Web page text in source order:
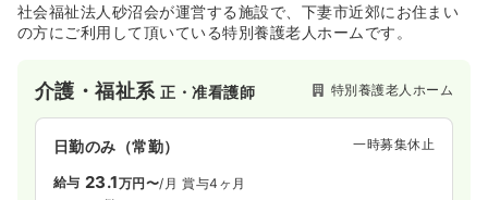
社会福祉法人砂沼会が運営する施設で、下妻市近郊にお住まい
の方にご利用して頂いている特別養護老人ホームです。
介護・福祉系正・准看護師 特別養護老人ホーム
日勤のみ（常勤） 一時募集休止
給与 23.1万円〜/月 賞与4ヶ月